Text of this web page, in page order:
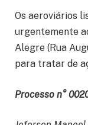
Os aeroviários
urgentemente
Alegre (Rua
para tratar de
Processo n°